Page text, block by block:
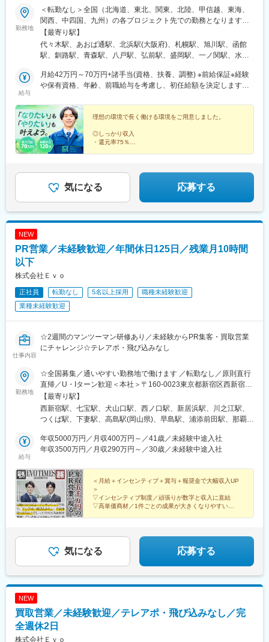
知須駅、草江駅、丸尾駅、床波駅、宇部新川駅、安来駅、荒島
駅、揖屋駅、東松江駅(島根県)、松江駅、乃木駅、玉造温泉駅、来
待駅、荘原駅、直江駅、出雲市駅、西出雲駅、出雲神西駅、江南
駅(島根県)、田儀駅、波根駅、久手駅、大田市駅、静間駅、仁万
駅、馬路駅、湯里駅、温泉津駅、石見福光駅、黒松駅(島根県)、浅
利駅、江津駅、都野津駅、敬川駅、波子駅、久代駅、下府駅、浜
田駅、周布駅、三保三隅駅、米子駅、東山公園駅(鳥取県)、伯耆大
山駅、淀江駅、大山口駅、名和駅(鳥取県)、御来屋駅、下市駅、中
山口駅、赤碕駅、八橋駅、浦安駅(鳥取県)、由良駅、下北条駅、倉
末恒駅、鳥取大学前駅、湖山駅、鳥取駅、津ノ井駅、郡家駅、河
原駅、用瀬駅、智頭駅、安部駅、国英駅、若桜駅、境港駅、馬場
崎町駅、上道駅(鳥取県)、余子駅、高松町駅、中浜駅、大篠津町
駅、和田浜駅、備前原駅、建部駅、足守駅、美袋駅、美作落合
駅、中国勝山駅、琴芝駅、東新川駅(山口県)、居能駅、南中川駅、
(地下鉄)、祇園駅(福岡県)、新白島駅、横川駅、広電西広島・己斐
駅、商工センター入口駅、広電五日市駅、広電廿日市駅、廿日市
市役所前・平良駅、阿品駅(山陽本線)、宮島口駅、山頂駅(千光寺
山)、河戸帆待川駅、緑井駅、古市駅(広島県)、中筋駅、祇園新橋
北駅、岡山駅前駅、倉敷市駅、植松駅、電鉄出雲市駅、水天宮前
社前駅、猿猴橋町駅、横川一丁目駅、福島町駅、草津南駅、修大
協創中高前駅、山陽女学園前駅、宮内串戸駅、阿品東駅、西川緑
駅、あおば通駅、呉服町駅(福岡県)
勤務地
＜転勤なし＞全国（北海道、東北、関東、北陸、甲信越、東海、
関西、中四国、九州）の各プロジェクト先での勤務となります。※
勤務地は希望を考慮します。※転居を伴う転勤なし※車通勤OK（勤
務地による）※直行直帰OK※U・Iターン歓迎。社員寮完備＆住宅補
助制度あり（規定あり）【東京オフィス】東京都渋谷区千駄ヶ谷
町1-7-3 吉田ビル5階【仙台オフィス】宮城県仙台市青葉区中央2-
11-1 オルタス仙台ビル3階
【最寄り駅】
代々木駅、あおば通駅、北浜駅(大阪府)、札幌駅、旭川駅、函館
駅、釧路駅、青森駅、八戸駅、弘前駅、盛岡駅、一ノ関駅、水沢
形駅、三瀬駅、いわき駅、郡山駅(福島県)、福島駅(福島県)、水戸
駅、つくば駅、日立駅、勝田駅、土浦駅、古河駅、下妻駅、守谷
高崎駅、前橋駅、太田駅(群馬県)、伊勢崎駅、桐生駅、渋川駅、大
宮駅(埼玉県)、さいたま新都心駅、川口駅、川越駅、所沢駅、越谷
駅、八潮駅、千葉駅、東海神駅、松戸駅、市川真間駅、柏駅、五
井駅、木更津駅、新習志野駅、浦安駅(千葉県)、八王子駅、町田
駅、府中駅(東京都)、調布駅、保谷駅、麹町駅、茅場町駅、赤坂駅
沢本町駅、平塚駅、本厚木駅、新潟駅、長岡駅、上越妙高駅、富
山駅、金沢駅、福井駅、甲府駅、長野駅、岐阜駅、浜松駅、静岡
山線)、奈良駅、畝傍駅、鳥居前駅、郡山駅(奈良県)、近鉄下田
鳥取駅、松江駅、岡山駅、倉敷駅、津山駅、広島駅、福山駅、呉
駅、阿南駅、高松駅(香川県)、丸亀駅、詫間駅、松山駅(愛媛県)、
今治駅、新居浜駅、後免町駅(鉄道線)、高知駅、天神南駅、小倉駅
駅、八代駅、愛野駅、大分駅、別府駅(大分県)、中津駅(大分県)、
佐伯駅、宮崎駅、都城駅、日向市駅、鹿児島駅、霧島神宮駅、宮
灘駅、宇和島駅、道後公園駅、石岡駅、東岡山駅、西大寺駅、北
長瀬駅、水沢駅、平泉駅、北上駅、岐阜羽島駅、高山駅、大垣
駅、南宮崎駅、日向住吉駅、油津駅、南仙台駅、多賀城駅、トロ
ッコ嵯峨駅、嵐山駅(京福線)、阿蘇駅、水前寺公園駅、長野原草津
口駅、新前橋駅、三原駅、宮島口駅、尾道駅、宇多津駅、坂出
駅、多度津駅、高知橋駅、須崎駅、後免駅、新鳥栖駅、伊万里
駅、武雄温泉駅、浦和駅、熊谷駅、志茂駅、宇治山田駅、播磨
駅、面白山高原駅、伊勢中川駅、かみのやま温泉駅、新庄駅、新
下関駅、清流新岩国駅、新山口駅、富士急ハイランド駅、石和温
宿駅、鹿児島中央駅前駅、森岳駅、角館駅、東能代駅、燕三条
駅、村上駅(新潟県)、ガーラ湯沢駅、新横浜駅、大船駅、小田原
駅、鰺ケ沢駅、新青森駅、本八戸駅、三島駅、沼津駅、熱海駅、
加賀温泉駅、東金沢駅、小松駅、賀来駅、由布院駅、南風崎駅、
長崎駅前駅、塩尻駅、松本駅、権堂駅、米子空港駅(鉄道)、境港
屋駅、阿波大谷駅、東武ワールドスクウェア駅、日光駅、間藤
駅、大和八木駅、大和西大寺駅、近鉄奈良駅、鐘釣駅、欅平駅、
オークスカナルパークホテル富山前、芦原温泉駅、九頭竜湖駅、
敦賀駅、太宰府駅、博多駅、門司港駅、泉駅(常磐線)、会津若松
駅、新白河駅、三ノ宮駅、西明石駅、小樽駅、新千歳空港駅(鉄
北参道駅、広瀬通駅、なにわ橋駅、さっぽろ駅、函館駅前駅、弘
前東高前駅、曽根田駅、工機前駅、足利市駅、中央前橋駅、西桐
生駅、本川越駅、京成千葉駅、船橋駅、市川駅、京王八王子駅、
布田駅、半蔵門駅、日本橋駅(東京都)、溜池山王駅、新宿御苑前
給与
月給42万円～70万円+諸手当(資格、扶養、調整) ※前給保証※経験
や保有資格、年齢、前職給与を考慮し、初任給額を決定します。※
目）1000万円（54歳・経験32年目）
理想の環境で長く働ける環境をご用意しました。
◎しっかり収入
・還元率75％
◎ワークライフバランス
・年間休日120日
・完全週休2日制
・出張時帰省費年3回
気になる 応募する
NEW
PR営業／未経験歓迎／年間休日125日／残業月10時間
以下
株式会社Ｅｖｏ
正社員 転勤なし 5名以上採用
職種未経験歓迎
業種未経験歓迎
仕事内容
☆2週間のマンツーマン研修あり／未経験からPR集客・買取営業
にチャレンジ☆テレアポ・飛び込みなし
勤務地
☆全国募集／通いやすい勤務地で働けます ／転勤なし／原則直行
直帰／U・Iターン歓迎＜本社＞〒160-0023東京都新宿区西新宿五
丁目1番1号 住友不動産新宿ファーストタワー3階※転居を伴う転
勤はありません。■その他勤務地・都内23区、関東のプロジェク
ト先やご希望の全国
【最寄り駅】
西新宿駅、七宝駅、犬山口駅、西ノ口駅、新居浜駅、川之江駅、
つくば駅、下妻駅、高島駅(岡山県)、早島駅、浦添前田駅、那覇空
くりこま高原駅、長町一丁目駅、宇治駅(奈良線)、久津川駅、山城
青谷駅、天ケ瀬駅、有佐駅、吉井駅(群馬県)、前橋大島駅、広駅、
西町駅、具同駅、浜崎駅、朝霞台駅、東岩槻駅、大野原駅、亀山
駅(三重県)、三瀬谷駅、南鳥海駅、鶴岡駅、赤湯駅、奈古駅、日野
駅(滋賀県)、堅田駅、近江長岡駅、十文字駅、扇田駅、三ツ境駅、
鴨宮駅、三沢駅(青森県)、板柳駅、磐田駅、美川駅、野々市駅(Ｉ
Ｒいしかわ鉄道線)、九重駅、滑河駅、大網駅、北信太駅、寝屋川
作駅、和泉多摩川駅、井荻駅、阿波山川駅、石井駅(徳島県)、南小
松島駅、ゆいの杜東駅、高久駅、五位堂駅、富雄駅、西加積駅、
守谷駅、ゆめみ野駅、北春日部駅、上星川駅、善行駅、三崎口
駅、内宿駅、柏の葉キャンパス駅、岩瀬駅、古河駅、鶴瀬駅、東
武動物公園駅、上板橋駅、本厚木駅、亀戸水神駅、東千葉駅、高
給与
年収5000万円／月収400万円～／41歳／未経験中途入社
年収3500万円／月収290万円～／30歳／未経験中途入社
＜月給＋インセンティブ＋賞与＋報奨金で大幅収入UP
＞
▽インセンティブ制度／頑張りが数字と収入に直結
▽高単価商材／1件ごとの成果が大きくなりやすい
気になる 応募する
NEW
買取営業／未経験歓迎／テレアポ・飛び込みなし／完
全週休2日
株式会社Ｅｖｏ